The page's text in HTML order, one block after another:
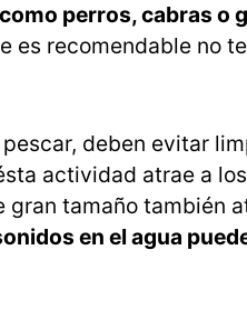
perros, cabras o
es recomendable no
deben evitar
actividad atrae a
tamaño también
en el agua